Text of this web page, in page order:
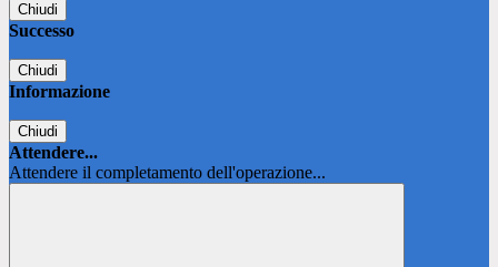
Chiudi
Successo
Chiudi
Informazione
Chiudi
Attendere...
Attendere il completamento dell'operazione...